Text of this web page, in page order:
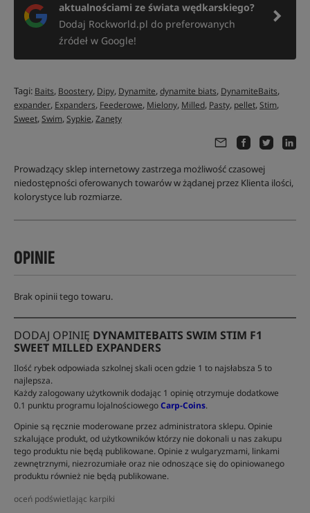
aktualnościami ze świata wędkarskiego?
Dodaj Rockworld.pl do preferowanych
źródeł w Google!
Tagi: Baits, Boostery, Dipy, Dynamite,dynamite biats, DynamiteBaits,
expander, Expanders, Feederowe, Mielony, Milled, Pasty, pellet,Stim,
Sweet,Swim,Sypkie,Zanęty
Prowadzący sklep internetowy zastrzega możliwość czasowej
niedostępności oferowanych towarów w żądanej przez Klienta ilości,
kolorystyce lub rozmiarze.
OPINIE
Brak opinii tego towaru.
DODAJ OPINIĘ DYNAMITEBAITS SWIM STIM F1
SWEET MILLED EXPANDERS
Ilość rybek odpowiada szkolnej skali ocen gdzie 1 to najsłabsza 5 to
najlepsza.
Każdy zalogowany użytkownik dodając 1 opinię otrzymuje dodatkowe
0.1 punktu programu lojalnościowegoCarp-Coins.
Opinie są ręcznie moderowane przez administratora sklepu. Opinie
szkalujące produkt, od użytkowników którzy nie dokonali u nas zakupu
tego produktu nie będą publikowane. Opinie z wulgaryzmami, linkami
zewnętrznymi, niezrozumiałe oraz nie odnoszące się do opiniowanego
produktu również nie będą publikowane.
oceń podświetlając karpiki